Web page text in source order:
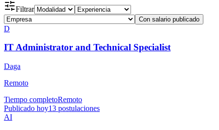
Filtrar
Con salario publicado
D
IT Administrator and Technical Specialist
Daga
Remoto
Tiempo completoRemoto
Publicado hoy13 postulaciones
AI